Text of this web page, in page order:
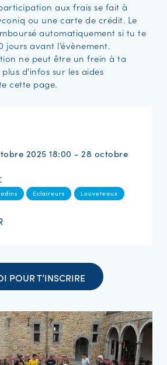
aux frais se fait à
ou une carte de crédit. Le
automatiquement si tu te
jours avant l’évènement.
ne peut être un frein à ta
d'infos sur les aides
cette page.
2025 18:00 - 28 octobre
Eclaireurs
Louveteaux
POUR T’INSCRIRE